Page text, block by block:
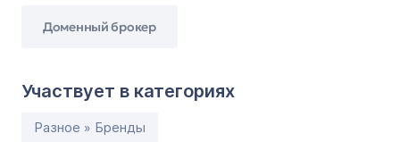
Доменный брокер
Участвует в категориях
Разное » Бренды